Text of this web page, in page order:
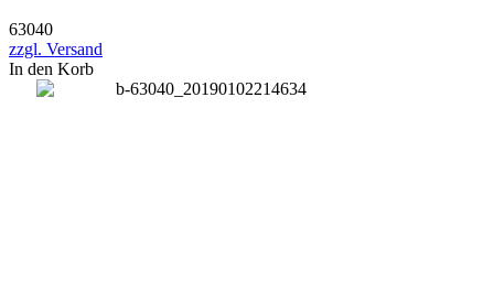
63040
zzgl. Versand
In den Korb